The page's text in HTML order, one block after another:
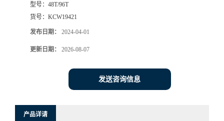
型号： 48T/96T
货号： KCW19421
发布日期： 2024-04-01
更新日期： 2026-08-07
发送咨询信息
产品详请